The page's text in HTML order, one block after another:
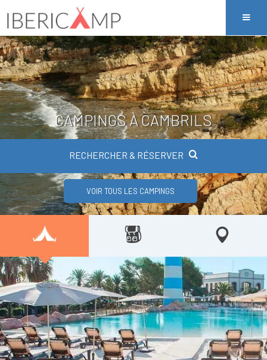
CAMPINGS À CAMBRILS
RECHERCHER & RÉSERVER
VOIR TOUS LES CAMPINGS